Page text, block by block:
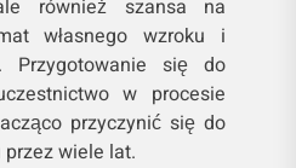
również szansa na
własnego wzroku i
Przygotowanie się do
w procesie
przyczynić się do
wiele lat.